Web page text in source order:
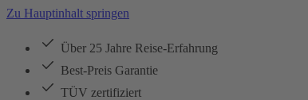
Zu Hauptinhalt springen
Über 25 Jahre Reise-Erfahrung
Best-Preis Garantie
TÜV zertifiziert